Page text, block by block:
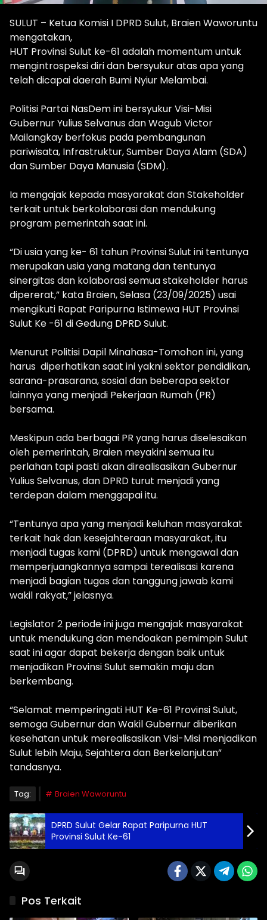
SULUT – Ketua Komisi I DPRD Sulut, Braien Waworuntu
mengatakan,
HUT Provinsi Sulut ke-61 adalah momentum untuk
mengintrospeksi diri dan bersyukur atas apa yang
telah dicapai daerah Bumi Nyiur Melambai.
Politisi Partai NasDem ini bersyukur Visi-Misi
Gubernur Yulius Selvanus dan Wagub Victor
Mailangkay berfokus pada pembangunan
pariwisata, Infrastruktur, Sumber Daya Alam (SDA)
dan Sumber Daya Manusia (SDM).
Ia mengajak kepada masyarakat dan Stakeholder
terkait untuk berkolaborasi dan mendukung
program pemerintah saat ini.
“Di usia yang ke- 61 tahun Provinsi Sulut ini tentunya
merupakan usia yang matang dan tentunya
sinergitas dan kolaborasi semua stakeholder harus
dipererat,” kata Braien, Selasa (23/09/2025) usai
mengikuti Rapat Paripurna Istimewa HUT Provinsi
Sulut Ke -61 di Gedung DPRD Sulut.
Menurut Politisi Dapil Minahasa-Tomohon ini, yang
harus diperhatikan saat ini yakni sektor pendidikan,
sarana-prasarana, sosial dan beberapa sektor
lainnya yang menjadi Pekerjaan Rumah (PR)
bersama.
Meskipun ada berbagai PR yang harus diselesaikan
oleh pemerintah, Braien meyakini semua itu
perlahan tapi pasti akan direalisasikan Gubernur
Yulius Selvanus, dan DPRD turut menjadi yang
terdepan dalam menggapai itu.
“Tentunya apa yang menjadi keluhan masyarakat
terkait hak dan kesejahteraan masyarakat, itu
menjadi tugas kami (DPRD) untuk mengawal dan
memperjuangkannya sampai terealisasi karena
menjadi bagian tugas dan tanggung jawab kami
wakil rakyat,” jelasnya.
Legislator 2 periode ini juga mengajak masyarakat
untuk mendukung dan mendoakan pemimpin Sulut
saat ini agar dapat bekerja dengan baik untuk
menjadikan Provinsi Sulut semakin maju dan
berkembang.
“Selamat memperingati HUT Ke-61 Provinsi Sulut,
semoga Gubernur dan Wakil Gubernur diberikan
kesehatan untuk merealisasikan Visi-Misi menjadikan
Sulut lebih Maju, Sejahtera dan Berkelanjutan”
tandasnya.
Tag: Braien Waworuntu
DPRD Sulut Gelar Rapat Paripurna HUT
Provinsi Sulut Ke-61
Pos Terkait